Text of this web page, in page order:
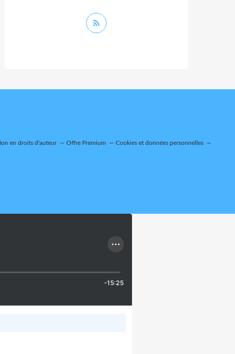
en droits d'auteur Offre Premium Cookies et données personnelles
-15:25